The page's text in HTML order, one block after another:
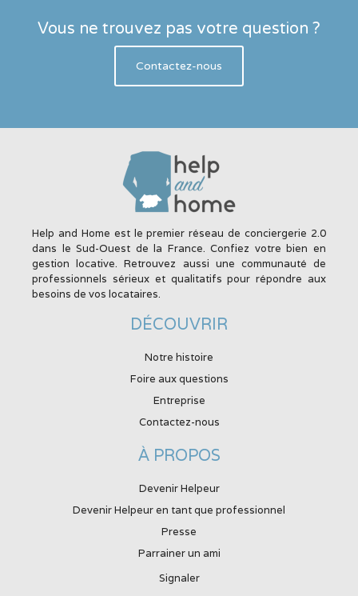
Vous ne trouvez pas votre question ?
Contactez-nous
Help and Home est le premier réseau de conciergerie 2.0
dans le Sud-Ouest de la France. Confiez votre bien en
gestion locative. Retrouvez aussi une communauté de
professionnels sérieux et qualitatifs pour répondre aux
besoins de vos locataires.
DÉCOUVRIR
Notre histoire
Foire aux questions
Entreprise
Contactez-nous
À PROPOS
Devenir Helpeur
Devenir Helpeur en tant que professionnel
Presse
Parrainer un ami
Signaler